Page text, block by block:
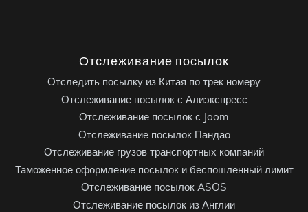
Отслеживание посылок
Отследить посылку из Китая по трек номеру
Отслеживание посылок с Алиэкспресс
Отслеживание посылок с Joom
Отслеживание посылок Пандао
Отслеживание грузов транспортных компаний
Таможенное оформление посылок и беспошленный лимит
Отслеживание посылок ASOS
Отслеживание посылок из Англии